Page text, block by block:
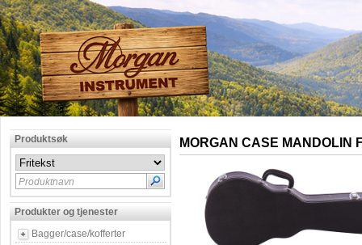
Produktsøk
Produktnavn
Produkter og tjenester
Bagger/case/kofferter
MORGAN CASE MANDOLIN